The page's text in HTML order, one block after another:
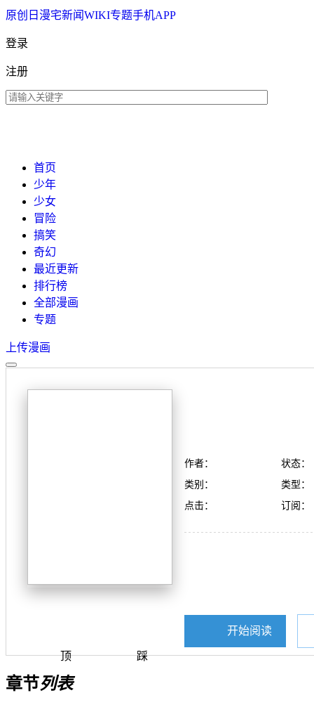
原创 日漫宅新闻WIKI专题手机APP
登录
注册
首页
少年
少女
冒险
搞笑
奇幻
最近更新
排行榜
全部漫画
专题
上传漫画
顶 踩
作者：
状态：
类别：
类型：
点击：
订阅：
开始阅读
章节列表